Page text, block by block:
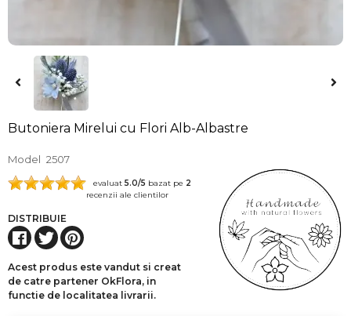
Butoniera Mirelui cu Flori Alb-Albastre
Model 2507
evaluat 5.0/5 bazat pe 2
recenzii ale clientilor
DISTRIBUIE
Acest produs este vandut si creat
de catre partener OkFlora, in
functie de localitatea livrarii.